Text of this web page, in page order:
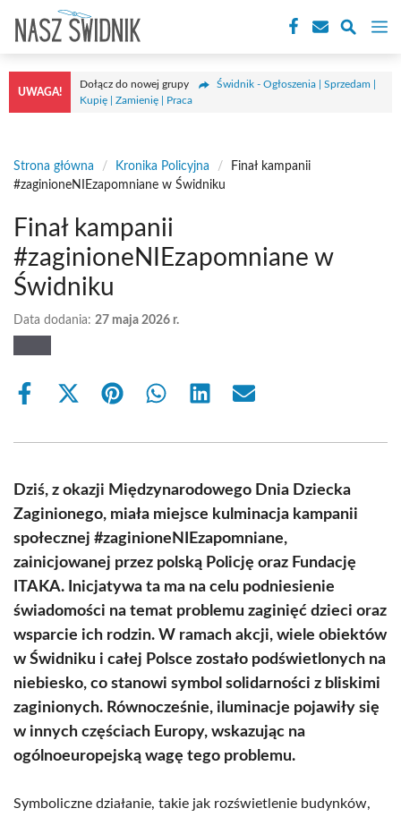
treści
UWAGA!
Dołącz do nowej grupy
Świdnik - Ogłoszenia | Sprzedam |
Kupię | Zamienię | Praca
Strona główna / Kronika Policyjna /
Finał kampanii
#zaginioneNIEzapomniane w Świdniku
Finał kampanii
#zaginioneNIEzapomniane w
Świdniku
Data dodania: 27 maja 2026 r.
Share
Share
(Twitter)
Share Share Share Share
Dziś, z okazji Międzynarodowego Dnia Dziecka
Zaginionego, miała miejsce kulminacja kampanii
społecznej #zaginioneNIEzapomniane,
zainicjowanej przez polską Policję oraz Fundację
ITAKA. Inicjatywa ta ma na celu podniesienie
świadomości na temat problemu zaginięć dzieci oraz
wsparcie ich rodzin. W ramach akcji, wiele obiektów
w Świdniku i całej Polsce zostało podświetlonych na
niebiesko, co stanowi symbol solidarności z bliskimi
zaginionych. Równocześnie, iluminacje pojawiły się
w innych częściach Europy, wskazując na
ogólnoeuropejską wagę tego problemu.
Symboliczne działanie, takie jak rozświetlenie budynków,